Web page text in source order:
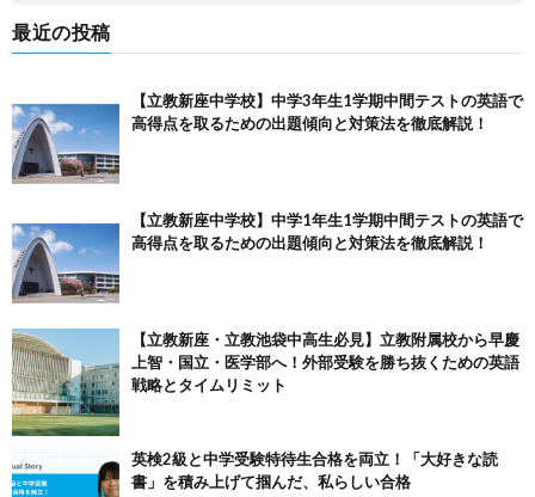
最近の投稿
【立教新座中学校】中学3年生1学期中間テストの英語で
高得点を取るための出題傾向と対策法を徹底解説！
【立教新座中学校】中学1年生1学期中間テストの英語で
高得点を取るための出題傾向と対策法を徹底解説！
【立教新座・立教池袋中高生必見】立教附属校から早慶
上智・国立・医学部へ！外部受験を勝ち抜くための英語
戦略とタイムリミット
英検2級と中学受験特待生合格を両立！「大好きな読
書」を積み上げて掴んだ、私らしい合格